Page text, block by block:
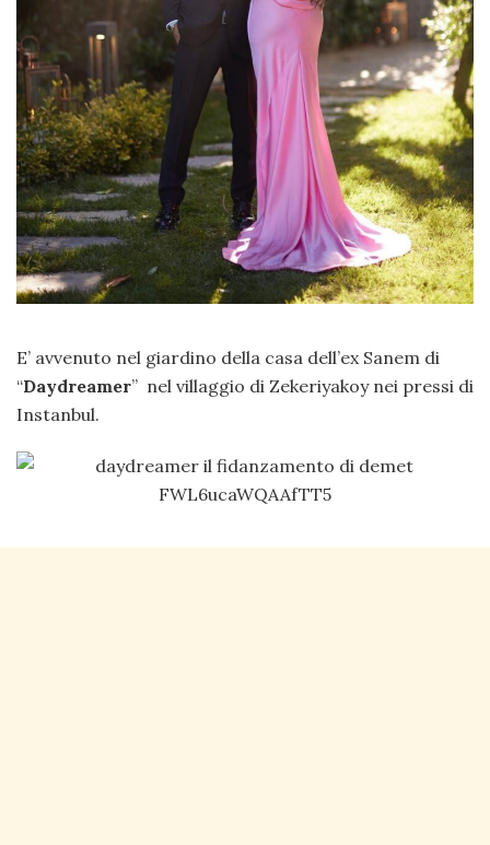
E’ avvenuto nel giardino della casa dell’ex Sanem di
“Daydreamer” nel villaggio di Zekeriyakoy nei pressi di
Instanbul.